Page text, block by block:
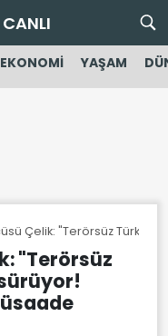
CANLI
EKONOMİ YAŞAM
Çelik: "Terörsüz
"Terörsüz